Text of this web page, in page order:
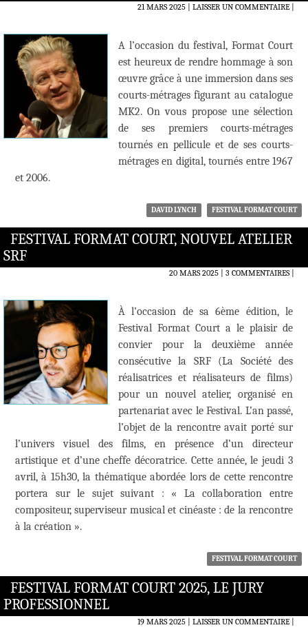
21 MARS 2025 LAISSER UN COMMENTAIRE|
A l’occasion du festival, Format Court
est heureux de rendre hommage à son
œuvre grâce à une immersion dans ses
courts-métrages figurant au catalogue
MK2. On vous propose une sélection
de ses premiers courts-métrages
tournés en pellicule et de ses courts-
métrages en digital, tournés entre 1967
et 2006.
DAVID LYNCH FESTIVAL FORMAT COURT
FESTIVAL FORMAT COURT, NOUVEL ATELIER
SRF
20 MARS 2025 3 COMMENTAIRES|
À l’occasion de sa 6ème édition, le
Festival Format Court a le plaisir de
convier pour la deuxième année
consécutive la SRF (La Société des
réalisatrices et réalisateurs de films)
pour un nouvel atelier, organisé en
partenariat avec le Festival. L’an passé,
l’objet de la rencontre avait porté sur
l’univers visuel des films, en présence d’un directeur
artistique et d’une cheffe décoratrice. Cette année, le jeudi 3
avril, à 15h30, la thématique abordée lors de cette rencontre
portera sur le sujet suivant : « La collaboration entre
compositeur, superviseur musical et cinéaste : de la rencontre
à la création ».
FESTIVAL FORMAT COURT
FESTIVAL FORMAT COURT 2025, LE JURY
PROFESSIONNEL
19 MARS 2025 LAISSER UN COMMENTAIRE|